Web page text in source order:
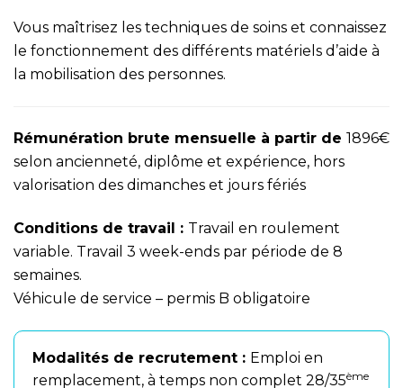
Vous maîtrisez les techniques de soins et connaissez
le fonctionnement des différents matériels d’aide à
la mobilisation des personnes.
Rémunération brute mensuelle à partir de 1896€
selon ancienneté, diplôme et expérience, hors
valorisation des dimanches et jours fériés
Conditions de travail : Travail en roulement
variable. Travail 3 week-ends par période de 8
semaines.
Véhicule de service – permis B obligatoire
Modalités de recrutement : Emploi en
remplacement, à temps non complet 28/35ème